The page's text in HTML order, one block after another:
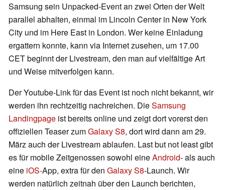
Samsung sein Unpacked-Event an zwei Orten der Welt
parallel abhalten, einmal im Lincoln Center in New York
City und im Here East in London. Wer keine Einladung
ergattern konnte, kann via Internet zusehen, um 17.00
CET beginnt der Livestream, den man auf vielfältige Art
und Weise mitverfolgen kann.
Der Youtube-Link für das Event ist noch nicht bekannt, wir
werden ihn rechtzeitig nachreichen. DieSamsung
Landingpage ist bereits online und zeigt dort vorerst den
offiziellen Teaser zumGalaxy S8, dort wird dann am 29.
März auch der Livestream ablaufen. Last but not least gibt
es für mobile Zeitgenossen sowohl eineAndroid- als auch
eine iOS-App, extra für den Galaxy S8-Launch. Wir
werden natürlich zeitnah über den Launch berichten,